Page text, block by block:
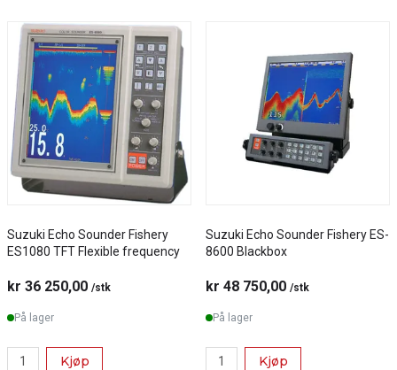
Suzuki Echo Sounder Fishery
ES1080 TFT Flexible frequency
kr 36 250,00 /stk
På lager
Kjøp
Suzuki Echo Sounder Fishery ES-
8600 Blackbox
kr 48 750,00 /stk
På lager
Kjøp